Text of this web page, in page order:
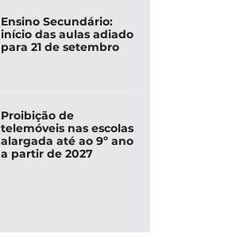
Ensino Secundário:
início das aulas adiado
para 21 de setembro
Proibição de
telemóveis nas escolas
alargada até ao 9º ano
a partir de 2027